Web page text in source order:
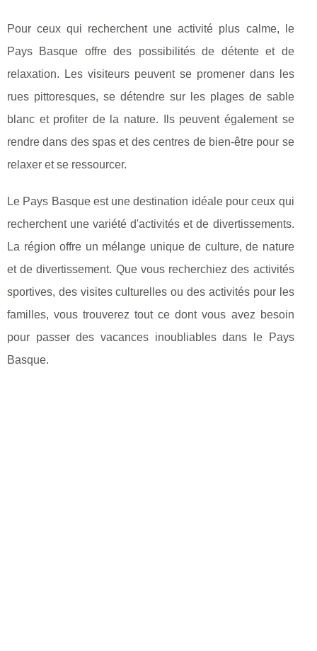
Pour ceux qui recherchent une activité plus calme, le
Pays Basque offre des possibilités de détente et de
relaxation. Les visiteurs peuvent se promener dans les
rues pittoresques, se détendre sur les plages de sable
blanc et profiter de la nature. Ils peuvent également se
rendre dans des spas et des centres de bien-être pour se
relaxer et se ressourcer.
Le Pays Basque est une destination idéale pour ceux qui
recherchent une variété d'activités et de divertissements.
La région offre un mélange unique de culture, de nature
et de divertissement. Que vous recherchiez des activités
sportives, des visites culturelles ou des activités pour les
familles, vous trouverez tout ce dont vous avez besoin
pour passer des vacances inoubliables dans le Pays
Basque.